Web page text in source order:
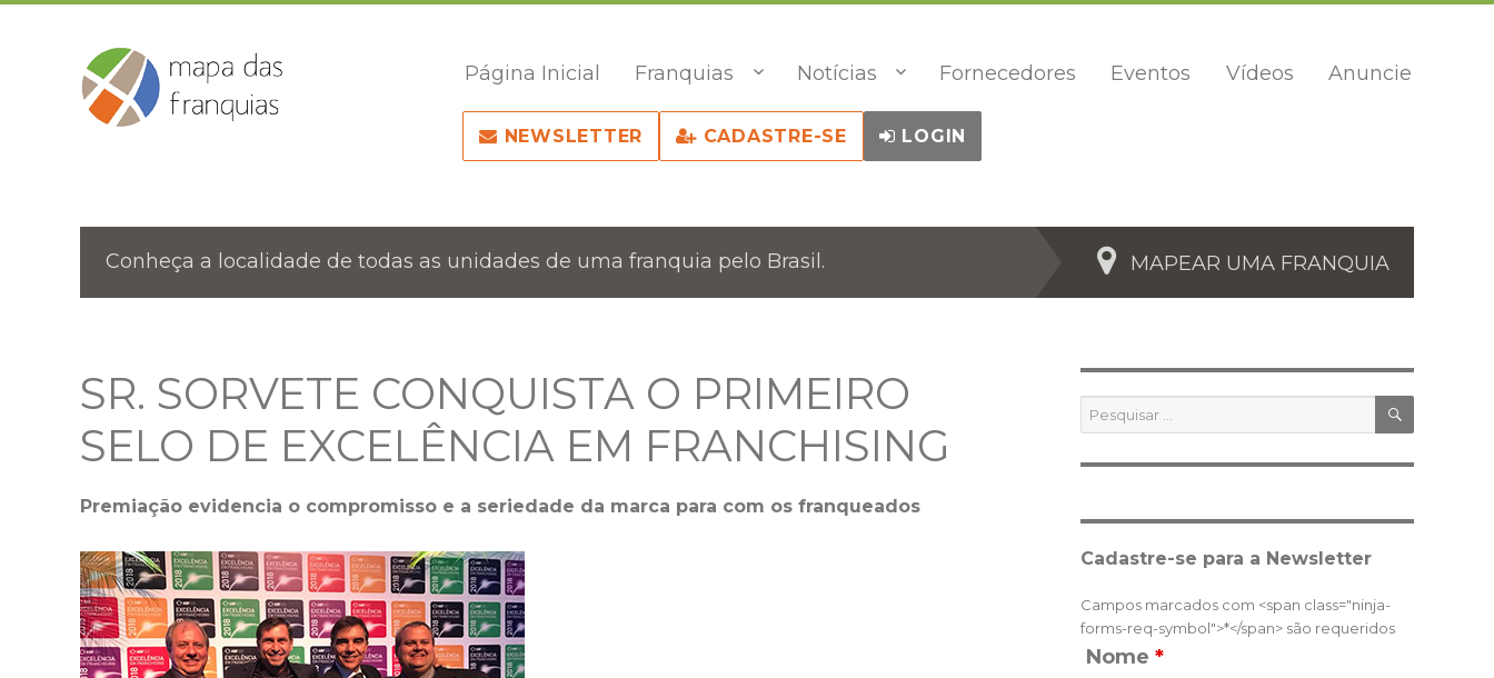
Página Inicial Franquias Notícias Fornecedores Eventos Vídeos Anuncie
NEWSLETTER CADASTRE-SE LOGIN
Conheça a localidade de todas as unidades de uma franquia pelo Brasil. MAPEAR UMA FRANQUIA
SR. SORVETE CONQUISTA O PRIMEIRO
SELO DE EXCELÊNCIA EM FRANCHISING
Premiação evidencia o compromisso e a seriedade da marca para com os franqueados
Pesquisar
por:
Cadastre-se para a Newsletter
Campos marcados com <span class="ninja-
forms-req-symbol">*</span> são requeridos
Nome *